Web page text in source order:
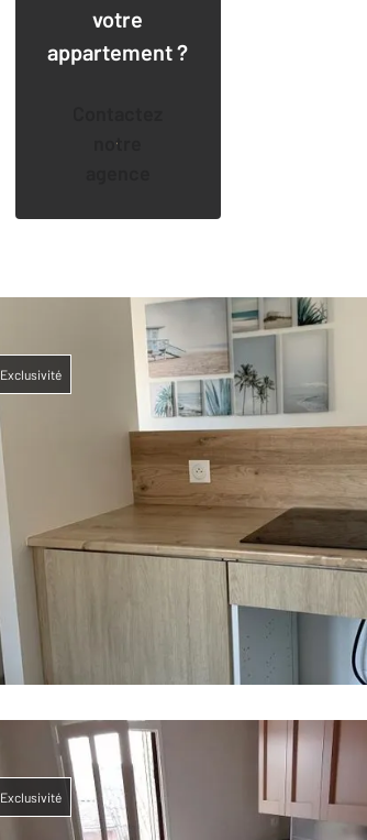
votre
appartement ?
notre
Exclusivité
Exclusivité